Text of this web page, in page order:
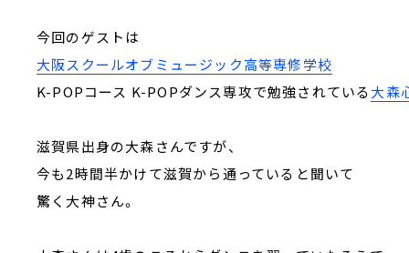
今回のゲストは
大阪スクールオブミュージック高等専修学校
K-POPコース K-POPダンス専攻で勉強されている大森
滋賀県出身の大森さんですが、
今も2時間半かけて滋賀から通っていると聞いて
驚く大神さん。